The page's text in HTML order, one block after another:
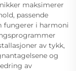
maksimerer
passende
fungerer i harmoni
av tykk,
og
av